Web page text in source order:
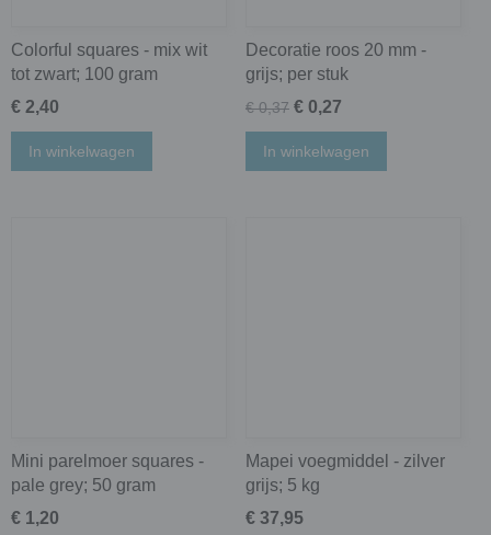
Colorful squares - mix wit
tot zwart; 100 gram
€ 2,40
In winkelwagen
Decoratie roos 20 mm -
grijs; per stuk
€ 0,37 € 0,27
In winkelwagen
Mini parelmoer squares -
pale grey; 50 gram
€ 1,20
Mapei voegmiddel - zilver
grijs; 5 kg
€ 37,95